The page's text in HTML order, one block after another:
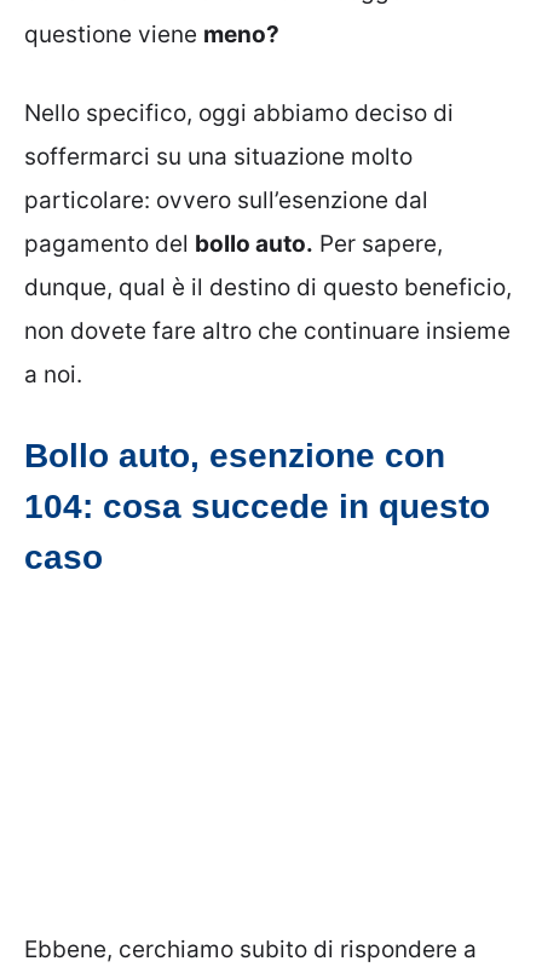
questione viene meno?
Nello specifico, oggi abbiamo deciso di
soffermarci su una situazione molto
particolare: ovvero sull’esenzione dal
pagamento del bollo auto. Per sapere,
dunque, qual è il destino di questo beneficio,
non dovete fare altro che continuare insieme
a noi.
Bollo auto, esenzione con
104: cosa succede in questo
caso
Ebbene, cerchiamo subito di rispondere a